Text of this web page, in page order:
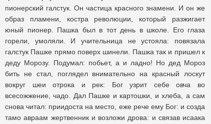
пионерский галстук. Он частица красного знамени. И он же
образ пламени, костра революции, который разжигает
юный пионер. Пашка был в тот день в школе. Его глаза
горели, умоляли. И учительница не устояла: повязала
галстук Пашке прямо поверх шинели. Пашка так и пришел к
деду Морозу. Подумал: побьет, а и ладно! Но дед Мороз
бить не стал, поглядел внимательно на красный лоскут
вокруг шеи отрока и рек: Бог узрит себе овча во
всесожжение, чадо. Дал Пашке и картошки, и хлеба, а сам
снова читал: приидоста на место, еже рече ему Бог: и созда
тамо авраам жертвенник и возложи дрова: и связав исаака